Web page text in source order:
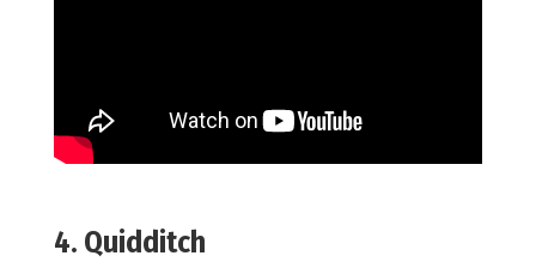
4. Quidditch